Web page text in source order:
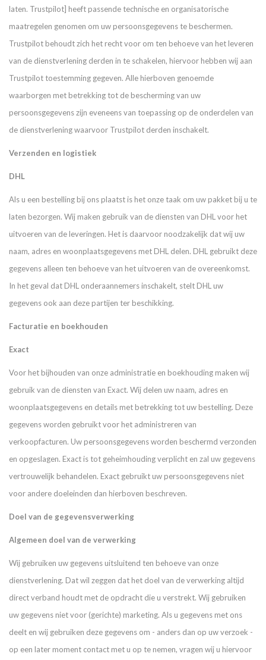
laten. Trustpilot] heeft passende technische en organisatorische
maatregelen genomen om uw persoonsgegevens te beschermen.
Trustpilot behoudt zich het recht voor om ten behoeve van het leveren
van de dienstverlening derden in te schakelen, hiervoor hebben wij aan
Trustpilot toestemming gegeven. Alle hierboven genoemde
waarborgen met betrekking tot de bescherming van uw
persoonsgegevens zijn eveneens van toepassing op de onderdelen van
de dienstverlening waarvoor Trustpilot derden inschakelt.
Verzenden en logistiek
DHL
Als u een bestelling bij ons plaatst is het onze taak om uw pakket bij u te
laten bezorgen. Wij maken gebruik van de diensten van DHL voor het
uitvoeren van de leveringen. Het is daarvoor noodzakelijk dat wij uw
naam, adres en woonplaatsgegevens met DHL delen. DHL gebruikt deze
gegevens alleen ten behoeve van het uitvoeren van de overeenkomst.
In het geval dat DHL onderaannemers inschakelt, stelt DHL uw
gegevens ook aan deze partijen ter beschikking.
Facturatie en boekhouden
Exact
Voor het bijhouden van onze administratie en boekhouding maken wij
gebruik van de diensten van Exact. Wij delen uw naam, adres en
woonplaatsgegevens en details met betrekking tot uw bestelling. Deze
gegevens worden gebruikt voor het administreren van
verkoopfacturen. Uw persoonsgegevens worden beschermd verzonden
en opgeslagen. Exact is tot geheimhouding verplicht en zal uw gegevens
vertrouwelijk behandelen. Exact gebruikt uw persoonsgegevens niet
voor andere doeleinden dan hierboven beschreven.
Doel van de gegevensverwerking
Algemeen doel van de verwerking
Wij gebruiken uw gegevens uitsluitend ten behoeve van onze
dienstverlening. Dat wil zeggen dat het doel van de verwerking altijd
direct verband houdt met de opdracht die u verstrekt. Wij gebruiken
uw gegevens niet voor (gerichte) marketing. Als u gegevens met ons
deelt en wij gebruiken deze gegevens om - anders dan op uw verzoek -
op een later moment contact met u op te nemen, vragen wij u hiervoor